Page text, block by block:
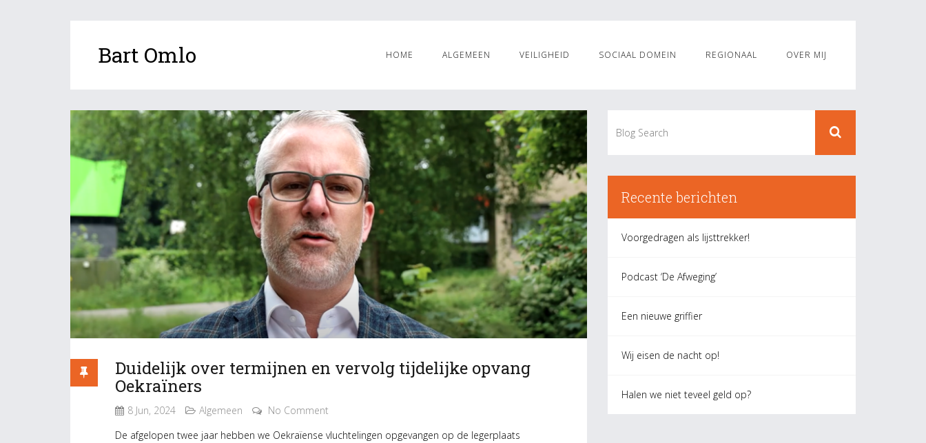
Bart Omlo HOME ALGEMEEN VEILIGHEID SOCIAAL DOMEIN REGIONAAL OVER MIJ
Duidelijk over termijnen en vervolg tijdelijke opvang
Oekraïners
8 Jun, 2024 Algemeen
No Comment
De afgelopen twee jaar hebben we Oekraïense vluchtelingen opgevangen op de legerplaats
Recente berichten
Voorgedragen als lijsttrekker!
Podcast ‘De Afweging’
Een nieuwe griffier
Wij eisen de nacht op!
Halen we niet teveel geld op?